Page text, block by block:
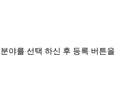
야를 선택 하신 후 등록 버튼을